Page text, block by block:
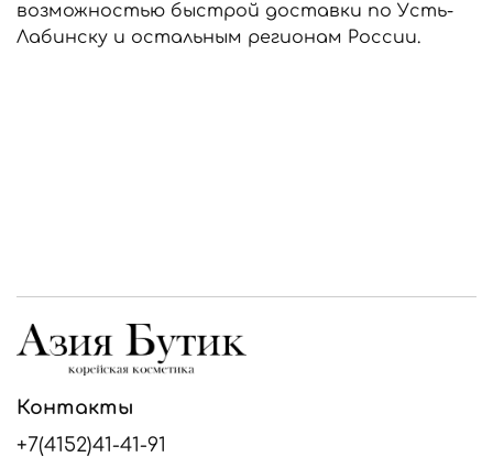
возможностью быстрой доставки по Усть-
Лабинску и остальным регионам России.
Контакты
+7(4152)41-41-91